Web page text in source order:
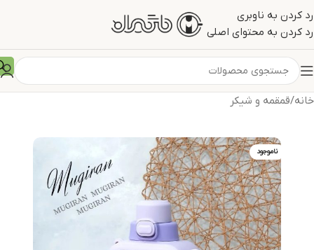
رد کردن به ناوبری
رد کردن به محتوای اصلی
خانه/قمقمه و شیکر
ناموجود